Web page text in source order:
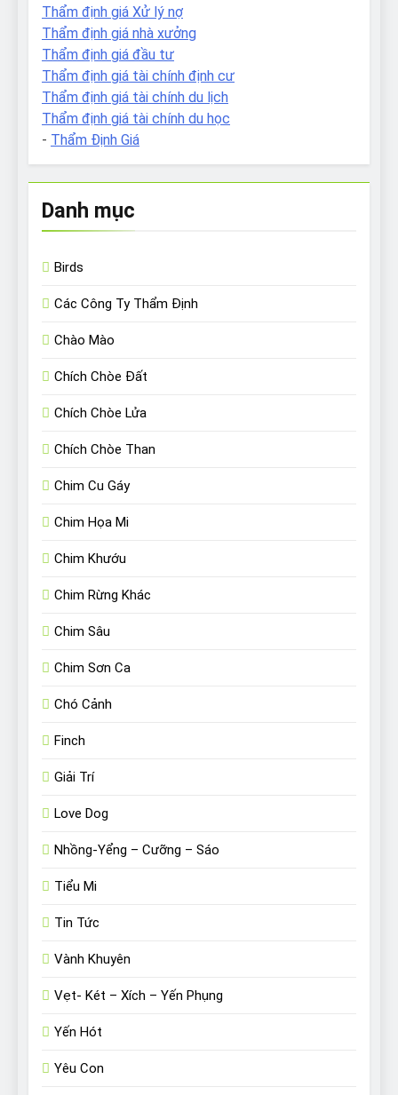
Thẩm định giá Xử lý nợ
Thẩm định giá nhà xưởng
Thẩm định giá đầu tư
Thẩm định giá tài chính định cư
Thẩm định giá tài chính du lịch
Thẩm định giá tài chính du học
- Thẩm Định Giá
Danh mục
Birds
Các Công Ty Thẩm Định
Chào Mào
Chích Chòe Đất
Chích Chòe Lửa
Chích Chòe Than
Chim Cu Gáy
Chim Họa Mi
Chim Khướu
Chim Rừng Khác
Chim Sâu
Chim Sơn Ca
Chó Cảnh
Finch
Giải Trí
Love Dog
Nhồng-Yểng – Cưỡng – Sáo
Tiểu Mi
Tin Tức
Vành Khuyên
Vẹt- Két – Xích – Yến Phụng
Yến Hót
Yêu Con